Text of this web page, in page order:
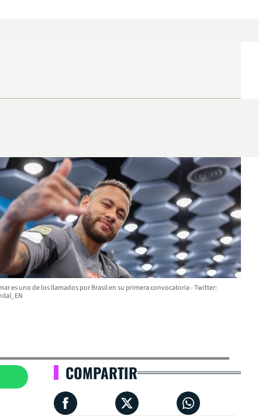
es uno de los llamados por Brasil en su primera convocatoria - Twitter:
COMPARTIR